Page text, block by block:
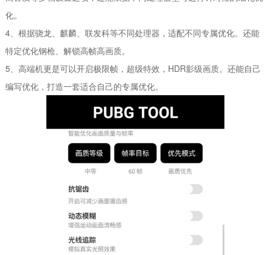
化。
4、根据骁龙、麒麟、联发科等不同处理器，适配不同专属优化。还能
特定优化钢枪、解锁高帧高画质。
5、高端机更是可以开启极限帧，超级特效，HDR影级画质。还能自己
编写优化，打造一套适合自己的专属优化。